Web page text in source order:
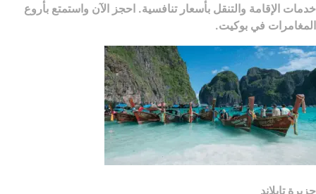
خدمات الإقامة والتنقل بأسعار تنافسية. احجز الآن واستمتع بأروع
المغامرات في بوكيت.
جزيرة تايلاند